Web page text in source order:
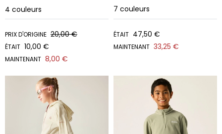
4 couleurs
PRIX D'ORIGINE 20,00 €
ÉTAIT 10,00 €
MAINTENANT 8,00 €
7 couleurs
ÉTAIT 47,50 €
MAINTENANT 33,25 €